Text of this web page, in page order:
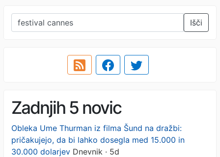
Išči
Zadnjih 5 novic
Obleka Ume Thurman iz filma Šund na dražbi:
pričakujejo, da bi lahko dosegla med 15.000 in
30.000 dolarjev Dnevnik · 5d